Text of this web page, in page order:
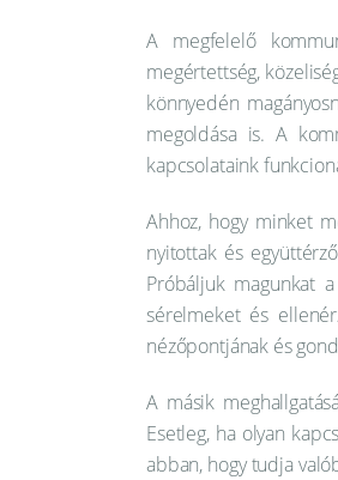
A megfelelő
megértettség,
könnyedén
megoldása is. A
kapcsolataink
Ahhoz, hogy minket
nyitottak és
Próbáljuk magunkat
sérelmeket és
nézőpontjának és
A másik
Esetleg, ha olyan
abban, hogy tudja